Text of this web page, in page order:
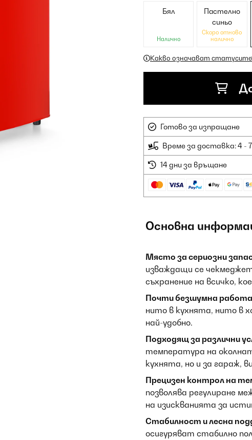
Бял
Налично
Пастелно
синьо
Скоро отново
налично
Какво означават
Готово за изпращане
Време за доставка: 4 -
14 дни за връщане
Основна
Място за сериозни
изваждащи се
съхранение на всичко,
Почти безшумна
нито в кухнята, нито в
най-удобно.
Подходящ за различни
температура на
кухнята, но и за гараж,
Прецизен контрол на
позволява регулиране
на изискванията за
Стабилност и лесна
осигуряват стабилно